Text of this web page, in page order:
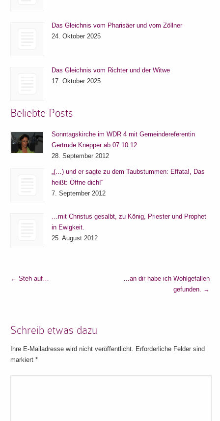
Das Gleichnis vom Pharisäer und vom Zöllner
24. Oktober 2025
Das Gleichnis vom Richter und der Witwe
17. Oktober 2025
Beliebte Posts
Sonntagskirche im WDR 4 mit Gemeindereferentin
Gertrude Knepper ab 07.10.12
28. September 2012
„(…) und er sagte zu dem Taubstummen: Effata!, Das
heißt: Öffne dich!“
7. September 2012
…mit Christus gesalbt, zu König, Priester und Prophet
in Ewigkeit.
25. August 2012
← Steh auf…
…an dir habe ich Wohlgefallen
gefunden.
→
Schreib etwas dazu
Ihre E-Mailadresse wird nicht veröffentlicht. Erforderliche Felder sind
markiert*